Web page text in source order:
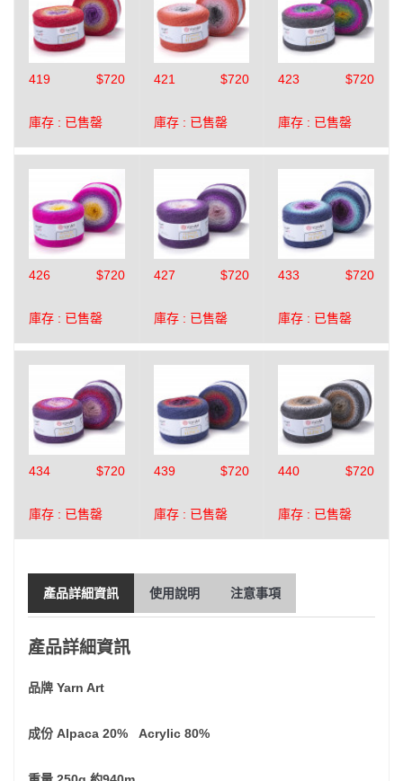
419 $720
庫存 : 已售罄
421 $720
庫存 : 已售罄
423 $720
庫存 : 已售罄
426 $720
庫存 : 已售罄
427 $720
庫存 : 已售罄
433 $720
庫存 : 已售罄
434 $720
庫存 : 已售罄
439 $720
庫存 : 已售罄
440 $720
庫存 : 已售罄
產品詳細資訊 使用說明 注意事項
產品詳細資訊
品牌 Yarn Art
成份 Alpaca 20% Acrylic 80%